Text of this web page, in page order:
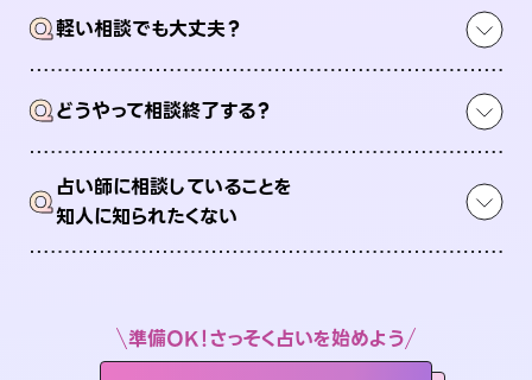
Q軽い相談でも大丈夫？
Qどうやって相談終了する？
Q占い師に相談していることを
知人に知られたくない
準備OK！さっそく占いを始めよう